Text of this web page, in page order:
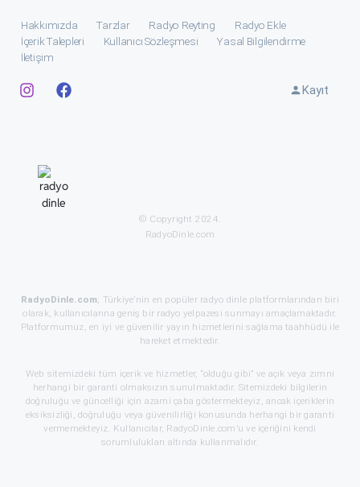
Hakkımızda Tarzlar Radyo Reyting
Radyo Ekle
İçerik Talepleri
Kullanıcı Sözleşmesi
Yasal Bilgilendirme
İletişim
Kayıt
© Copyright 2024.
RadyoDinle.com
RadyoDinle.com; Türkiye’nin en popüler radyo dinle platformlarından biri
olarak, kullanıcılarına geniş bir radyo yelpazesi sunmayı amaçlamaktadır.
Platformumuz, en iyi ve güvenilir yayın hizmetlerini sağlama taahhüdü ile
hareket etmektedir.
Web sitemizdeki tüm içerik ve hizmetler, “olduğu gibi” ve açık veya zımni
herhangi bir garanti olmaksızın sunulmaktadır. Sitemizdeki bilgilerin
doğruluğu ve güncelliği için azami çaba göstermekteyiz, ancak içeriklerin
eksiksizliği, doğruluğu veya güvenilirliği konusunda herhangi bir garanti
vermemekteyiz. Kullanıcılar, RadyoDinle.com’u ve içeriğini kendi
sorumlulukları altında kullanmalıdır.